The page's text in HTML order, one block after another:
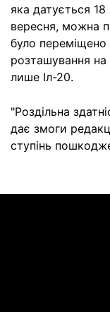
яка датується
вересня, можна
було переміщено
розташування на
лише Іл-20.
"Роздільна
дає змоги
ступінь